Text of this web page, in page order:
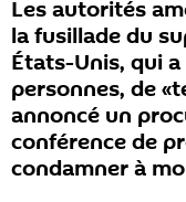
Les autorités
la fusillade du
États-Unis, qui
personnes, de
annoncé un
conférence de
condamner à